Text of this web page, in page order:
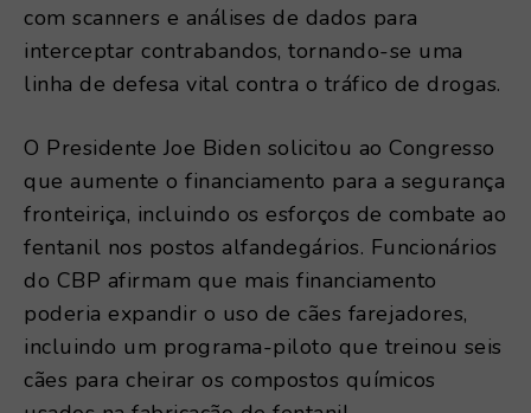
com scanners e análises de dados para
interceptar contrabandos, tornando-se uma
linha de defesa vital contra o tráfico de drogas.
O Presidente Joe Biden solicitou ao Congresso
que aumente o financiamento para a segurança
fronteiriça, incluindo os esforços de combate ao
fentanil nos postos alfandegários. Funcionários
do CBP afirmam que mais financiamento
poderia expandir o uso de cães farejadores,
incluindo um programa-piloto que treinou seis
cães para cheirar os compostos químicos